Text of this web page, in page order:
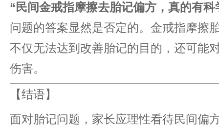
​“民间金戒指摩擦去胎记偏方，真的有科
问题的答案显然是否定的。金戒指摩擦
不仅无法达到改善胎记的目的，还可能
伤害。
【结语】
面对胎记问题，家长应理性看待民间